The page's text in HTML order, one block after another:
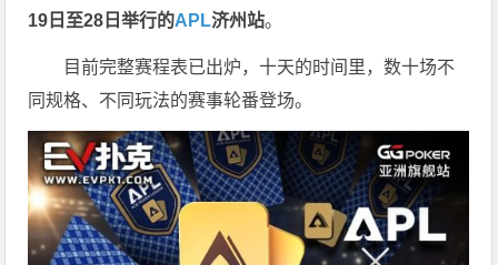
19 日至28 日举行的APL济州站。
目前完整赛程表已出炉，十天的时间里，数十场不
同规格、不同玩法的赛事轮番登场。